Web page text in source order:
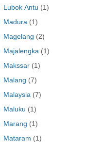
Lubok Antu (1)
Madura (1)
Magelang (2)
Majalengka (1)
Makssar (1)
Malang (7)
Malaysia (7)
Maluku (1)
Marang (1)
Mataram (1)